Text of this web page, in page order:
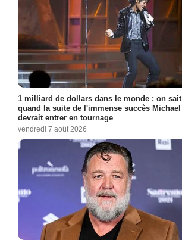
1 milliard de dollars dans le monde : on sait
quand la suite de l'immense succès Michael
devrait entrer en tournage
vendredi 7 août 2026